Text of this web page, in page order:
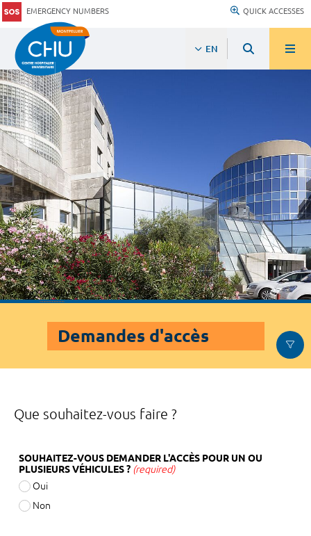
EMERGENCY NUMBERS QUICK ACCESSES
EN
Demandes d'accès
Que souhaitez-vous faire ?
SOUHAITEZ-VOUS DEMANDER L'ACCÈS POUR UN OU
PLUSIEURS VÉHICULES ? (required)
Oui
Non